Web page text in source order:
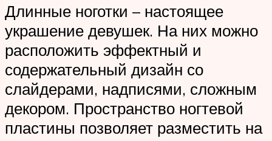
Длинные ноготки – настоящее
украшение девушек. На них можно
расположить эффектный и
содержательный дизайн со
слайдерами, надписями, сложным
декором. Пространство ногтевой
пластины позволяет разместить на